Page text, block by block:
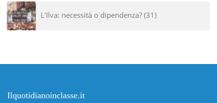
L’Ilva: necessità o dipendenza? 31
Ilquotidianoinclasse.it